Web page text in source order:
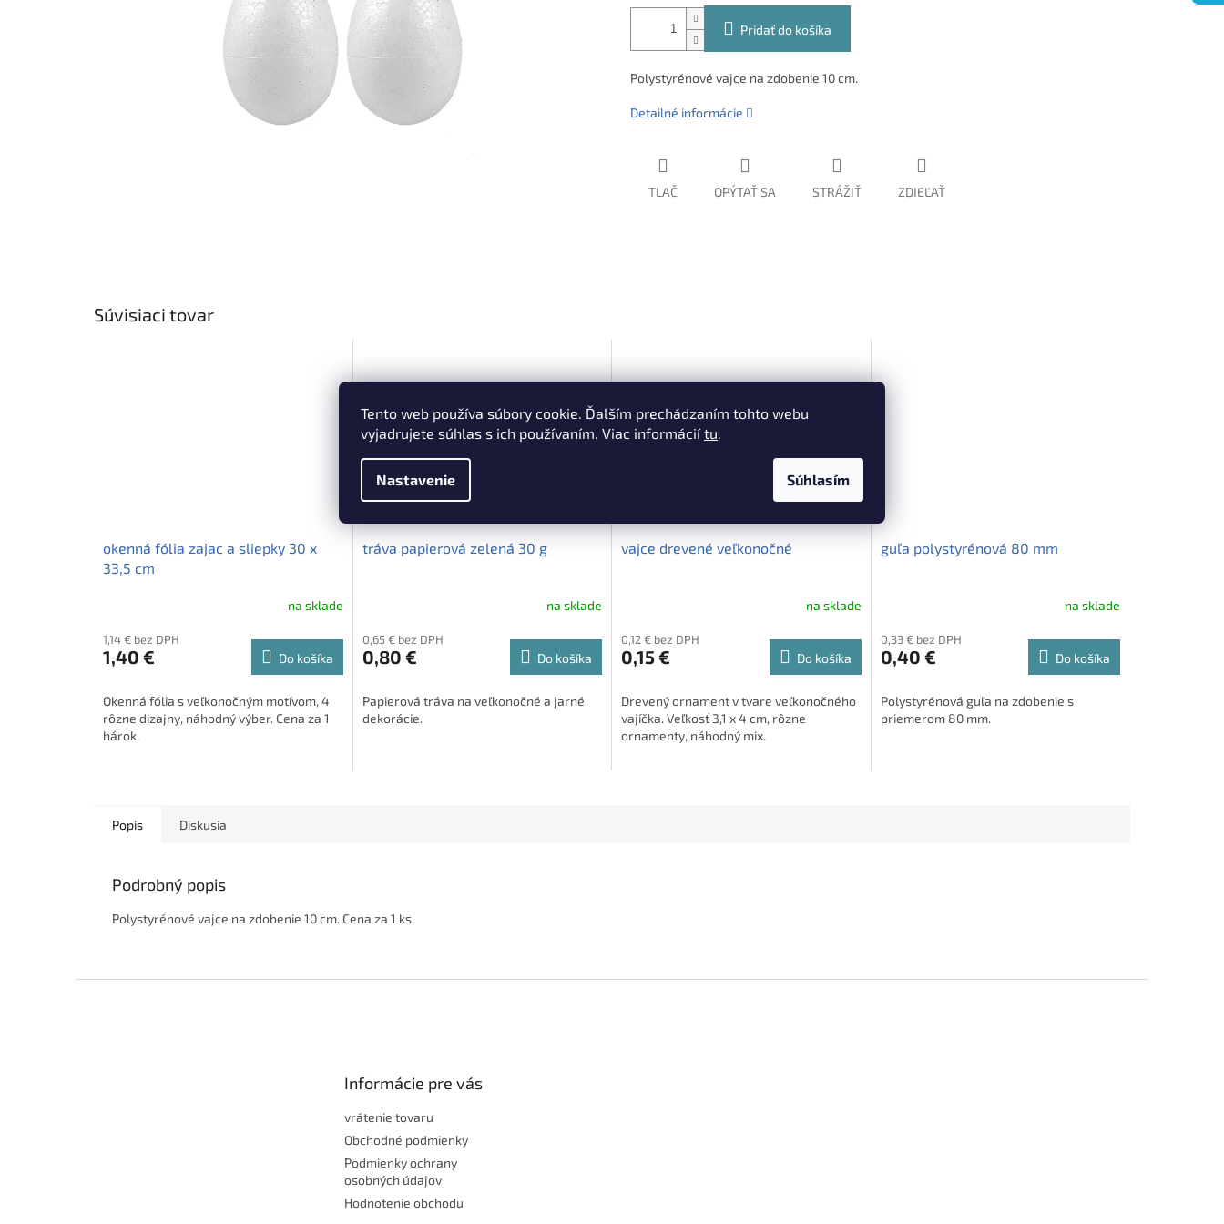
Tento web používa súbory cookie. Ďalším prechádzaním tohto webu
vyjadrujete súhlas s ich používaním. Viac informáciítu
Nastavenie Súhlasím
Pridať do košíka
Polystyrénové vajce na zdobenie 10 cm.
Detailné informácie
TLAČ OPÝTAŤ SA STRÁŽIŤ ZDIEĽAŤ
Súvisiaci tovar
okenná fólia zajac a sliepky 30 x
33,5 cm
na sklade
1,14 € bez DPH
1,40 € Do košíka
Okenná fólia s veľkonočným motívom, 4
rôzne dizajny, náhodný výber. Cena za 1
hárok.
tráva papierová zelená 30 g
na sklade
0,65 € bez DPH
0,80 € Do košíka
Papierová tráva na veľkonočné a jarné
dekorácie.
vajce drevené veľkonočné
na sklade
0,12 € bez DPH
0,15 € Do košíka
Drevený ornament v tvare veľkonočného
vajíčka. Veľkosť 3,1 x 4 cm, rôzne
ornamenty, náhodný mix.
guľa polystyrénová 80 mm
na sklade
0,33 € bez DPH
0,40 € Do košíka
Polystyrénová guľa na zdobenie s
priemerom 80 mm.
Popis Diskusia
Podrobný popis
Polystyrénové vajce na zdobenie 10 cm. Cena za 1 ks.
Informácie pre vás
vrátenie tovaru
Obchodné podmienky
Podmienky ochrany
osobných údajov
Hodnotenie obchodu